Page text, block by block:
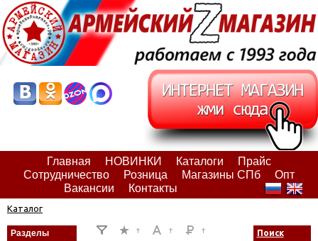
Главная НОВИНКИ Каталоги
Прайс
Сотрудничество
Розница Магазины СПб
Опт
Вакансии
Контакты
Каталог
Разделы Поиск